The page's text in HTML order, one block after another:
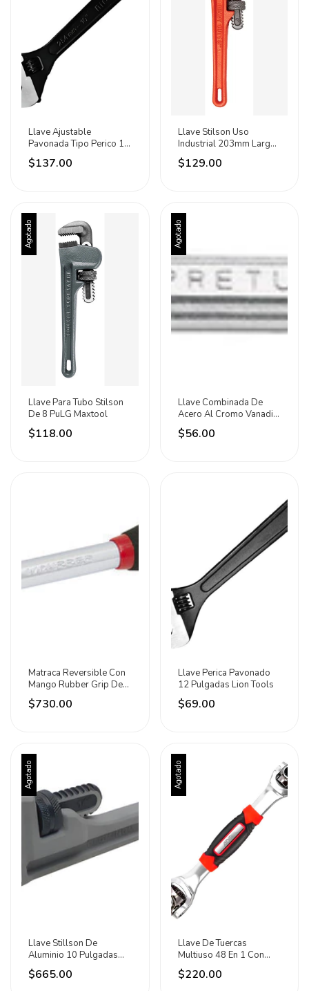
Llave Ajustable
Pavonada Tipo Perico 10
Pulgadas Maxtool -
Negro
$137.00
Llave Stilson Uso
Industrial 203mm Largo
Santul
$129.00
Agotado
Llave Para Tubo Stilson
De 8 PuLG Maxtool
$118.00
Agotado
Llave Combinada De
Acero Al Cromo Vanadio
11mm Pretul Plateado
$56.00
Matraca Reversible Con
Mango Rubber Grip De
1/2 Urrea Negro
$730.00
Llave Perica Pavonado
12 Pulgadas Lion Tools
$69.00
Agotado
Llave Stillson De
Aluminio 10 Pulgadas
Uso Industrial Urrea
$665.00
Agotado
Llave De Tuercas
Multiuso 48 En 1 Con
Giro De 360 Adir
$220.00